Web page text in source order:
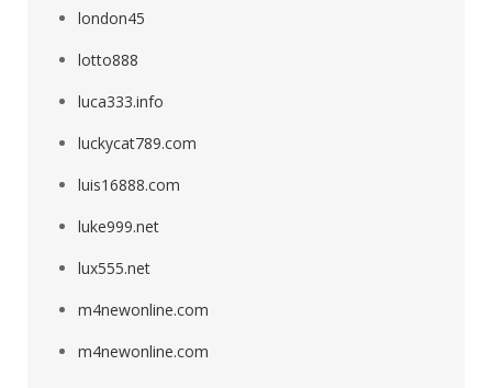
london45
lotto888
luca333.info
luckycat789.com
luis16888.com
luke999.net
lux555.net
m4newonline.com
m4newonline.com